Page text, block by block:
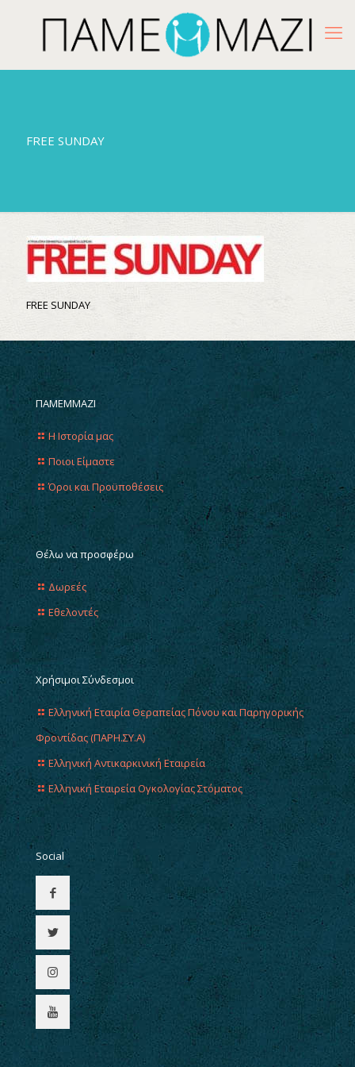
FREE SUNDAY
FREE SUNDAY
ΠΑΜΕΜΜΑΖΙ
Η Ιστορία μας
Ποιοι Είμαστε
Όροι και Προϋποθέσεις
Θέλω να προσφέρω
Δωρεές
Εθελοντές
Χρήσιμοι Σύνδεσμοι
Ελληνική Εταιρία Θεραπείας Πόνου και Παρηγορικής
Φροντίδας (ΠΑΡΗ.ΣΥ.Α)
Ελληνική Αντικαρκινική Εταιρεία
Ελληνική Εταιρεία Ογκολογίας Στόματος
Social